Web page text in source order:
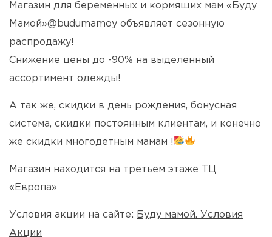
Магазин для беременных и кормящих мам «Буду
Мамой»@budumamoy объявляет сезонную
распродажу!
Снижение цены до -90% на выделенный
ассортимент одежды!
А так же, скидки в день рождения, бонусная
система, скидки постоянным клиентам, и конечно
же скидки многодетным мамам !
Магазин находится на третьем этаже ТЦ
«Европа»
Условия акции на сайте: Буду мамой. Условия
Акции